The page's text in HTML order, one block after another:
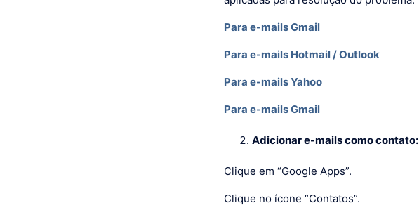
Para e-mails Gmail
Para e-mails Hotmail / Outlook
Para e-mails Yahoo
Para e-mails Gmail
Adicionar e-mails como contato:
Clique em “Google Apps”.
Clique no ícone “Contatos”.